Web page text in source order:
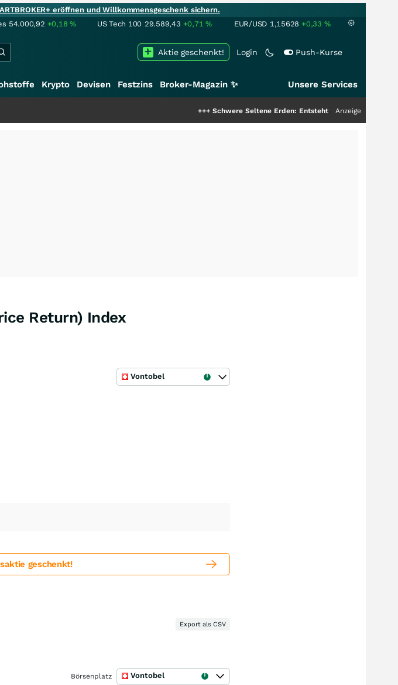
eröffnen und Willkommensgeschenk sichern.
54.000,92 +0,18% US Tech 100 29.589,43 +0,71% EUR/USD 1,15628 +0,33 %
Login Push-Kurse
Aktie geschenkt!
Krypto Devisen Festzins Broker-Magazin ✨ Unsere Services
Schwere Seltene Erden: Entsteht hier die nächste
Anzeige
Return) Index
Vontobel
geschenkt!
Export als CSV
Börsenplatz Vontobel